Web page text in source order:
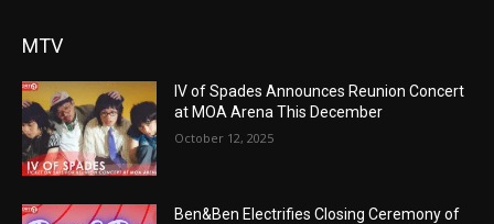
MTV
IV of Spades Announces Reunion Concert
at MOA Arena This December
October 12, 2025
Ben&Ben Electrifies Closing Ceremony of